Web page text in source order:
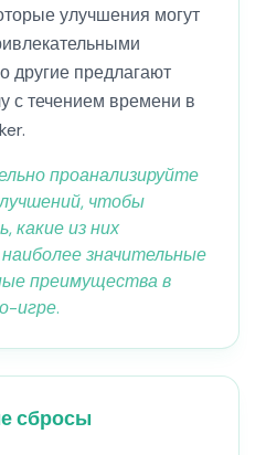
улучшения могут
другие предлагают
с течением времени в
проанализируйте
чтобы
какие из них
значительные
преимущества в
игре.
сбросы